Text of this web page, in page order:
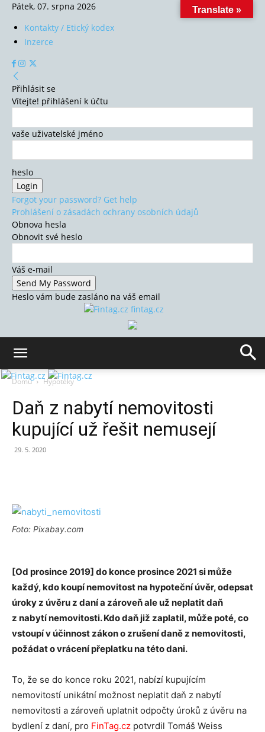
Pátek, 07. srpna 2026
Kontakty / Etický kodex
Inzerce
Přihlásit se
Vítejte! přihlášení k účtu
vaše uživatelské jméno
heslo
Forgot your password? Get help
Prohlášení o zásadách ochrany osobních údajů
Obnova hesla
Obnovit své heslo
Váš e-mail
Heslo vám bude zasláno na váš email
fintag.cz
Domů Hypotéky
Daň z nabytí nemovitosti
kupující už řešit nemusejí
29. 5. 2020
Foto: Pixabay.com
[Od prosince 2019] do konce prosince 2021 si může
každý, kdo koupí nemovitost na hypoteční úvěr, odepsat
úroky z úvěru z daní a zároveň ale už neplatit daň
z nabytí nemovitosti. Kdo daň již zaplatil, může poté, co
vstoupí v účinnost zákon o zrušení daně z nemovitosti,
požádat o vrácení přeplatku na této dani.
To, že se do konce roku 2021, nabízí kupujícím
nemovitostí unikátní možnost neplatit daň z nabytí
nemovitosti a zároveň uplatnit odpočty úroků z úvěru na
bydlení z daní, pro FinTag.cz potvrdil Tomáš Weiss
Translate »